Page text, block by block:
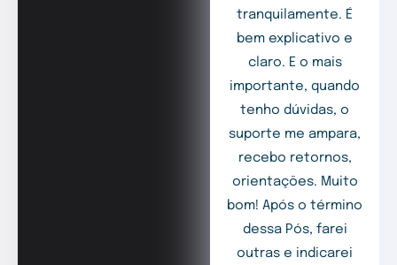
tranquilamente. É
bem explicativo e
claro. E o mais
importante, quando
tenho dúvidas, o
suporte me ampara,
recebo retornos,
orientações. Muito
bom! Após o término
dessa Pós, farei
outras e indicarei